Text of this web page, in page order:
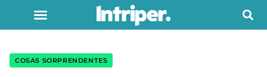
COSAS SORPRENDENTES